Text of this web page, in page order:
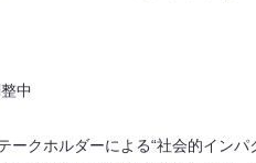
中
ークホルダーによる“社会的イン